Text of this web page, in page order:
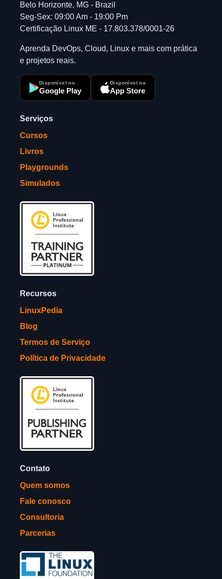
Belo Horizonte, MG - Brazil
Seg-Sex: 09:00 Am - 19:00 Pm
Certificação Linux ME - 17.803.378/0001-26
Aprenda DevOps, Cloud, Linux e mais com prática
e projetos reais.
Disponível no
Google Play
Disponível na
App Store
Serviços
Cursos
Livros
Playgrounds
Simulados
Recursos
LinuxPedia
Blog
Termos de Serviço
Política de Privacidade
Contato
Quem somos
Fale conosco
Consultoria
Parcerias